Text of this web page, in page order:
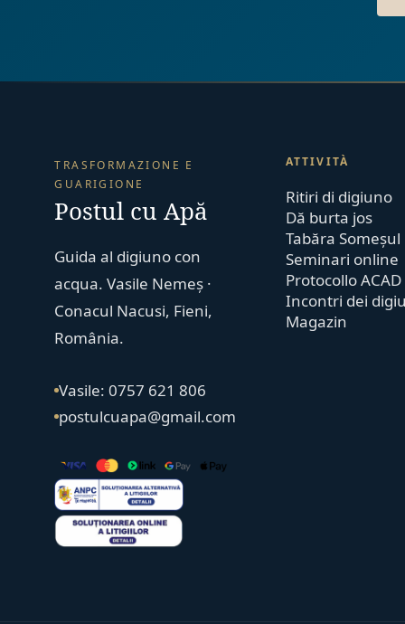
TRASFORMAZIONE E
GUARIGIONE
Postul cu Apă
Guida al digiuno con
acqua. Vasile Nemeș ·
Conacul Nacusi, Fieni,
România.
Vasile: 0757 621 806
postulcuapa@gmail.com
ATTIVITÀ
Ritiri di digiuno
Dă burta jos
Tabăra Someșul
Seminari online
Protocollo
Incontri dei
Magazin